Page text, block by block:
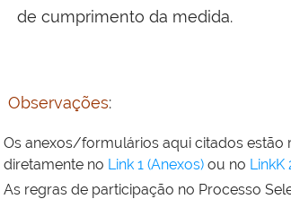
de cumprimento da medida.
Observações:
Os anexos/formulários aqui citados estão
diretamente no Link 1 (Anexos) ou no LinkK
As regras de participação no Processo